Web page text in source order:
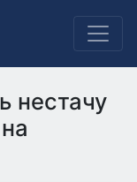
нестачу